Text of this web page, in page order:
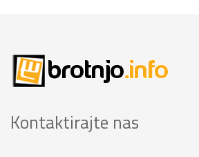
Kontaktirajte nas